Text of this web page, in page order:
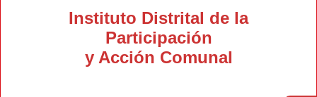
Instituto Distrital de la
Participación
y Acción Comunal